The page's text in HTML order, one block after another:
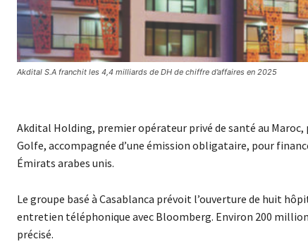
Akdital S.A franchit les 4,4 milliards de DH de chiffre d’affaires en 2025
Akdital Holding, premier opérateur privé de santé au
Golfe, accompagnée d’une émission obligataire, pour
Émirats arabes unis.
Le groupe basé à Casablanca prévoit l’ouverture de huit
entretien téléphonique avec Bloomberg. Environ 200
précisé.